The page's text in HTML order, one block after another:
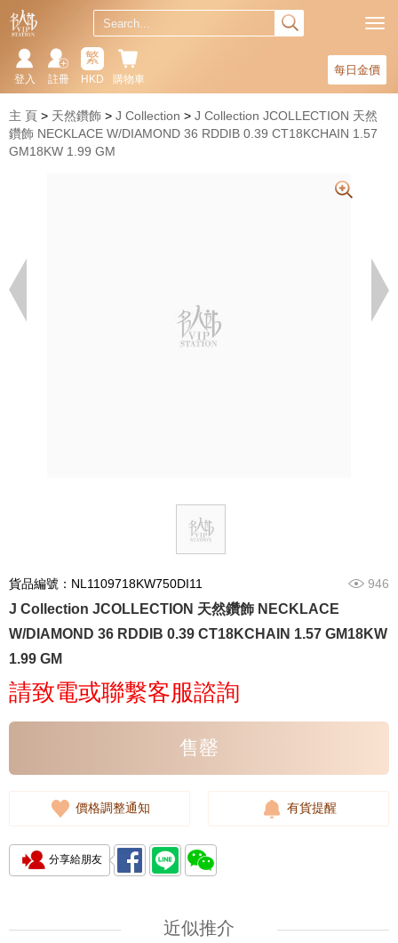
每日金價
購物車
繁
HKD
註冊
登入
主 頁 天然鑽飾 J Collection
J Collection JCOLLECTION 天然
鑽飾 NECKLACE W/DIAMOND 36 RDDIB 0.39 CT18KCHAIN 1.57
GM18KW 1.99 GM
貨品編號：NL1109718KW750DI11 946
J Collection JCOLLECTION 天然鑽飾 NECKLACE
W/DIAMOND 36 RDDIB 0.39 CT18KCHAIN 1.57 GM18KW
1.99 GM
請致電或聯繫客服諮詢
售罄
價格調整通知 有貨提醒
分享給朋友
近似推介